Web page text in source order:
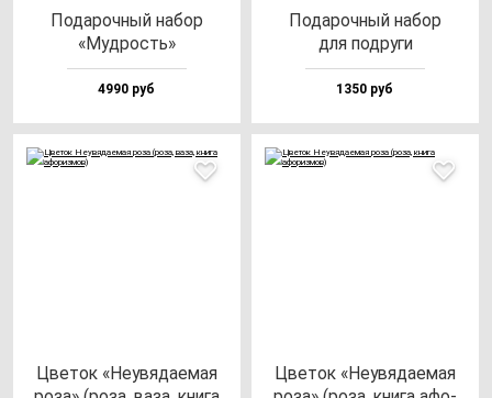
Пода­роч­ный на­бор
«Муд­рость»
4990 руб
Пода­роч­ный на­бор
для под­ру­ги
1350 руб
Цве­ток «Неувя­да­емая
Цве­ток «Неувя­да­емая